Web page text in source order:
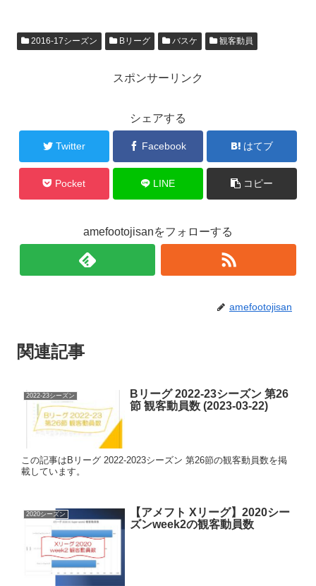
2016-17シーズン Bリーグ バスケ 観客動員
スポンサーリンク
シェアする
Twitter Facebook はてブ
Pocket LINE コピー
amefootojisanをフォローする
amefootojisan
関連記事
2022-23シーズン
Bリーグ 2022-23シーズン 第26
節 観客動員数 (2023-03-22)
この記事はBリーグ 2022-2023シーズン 第26節の観客動員数を掲
載しています。
2020シーズン
【アメフト Xリーグ】2020シー
ズンweek2の観客動員数